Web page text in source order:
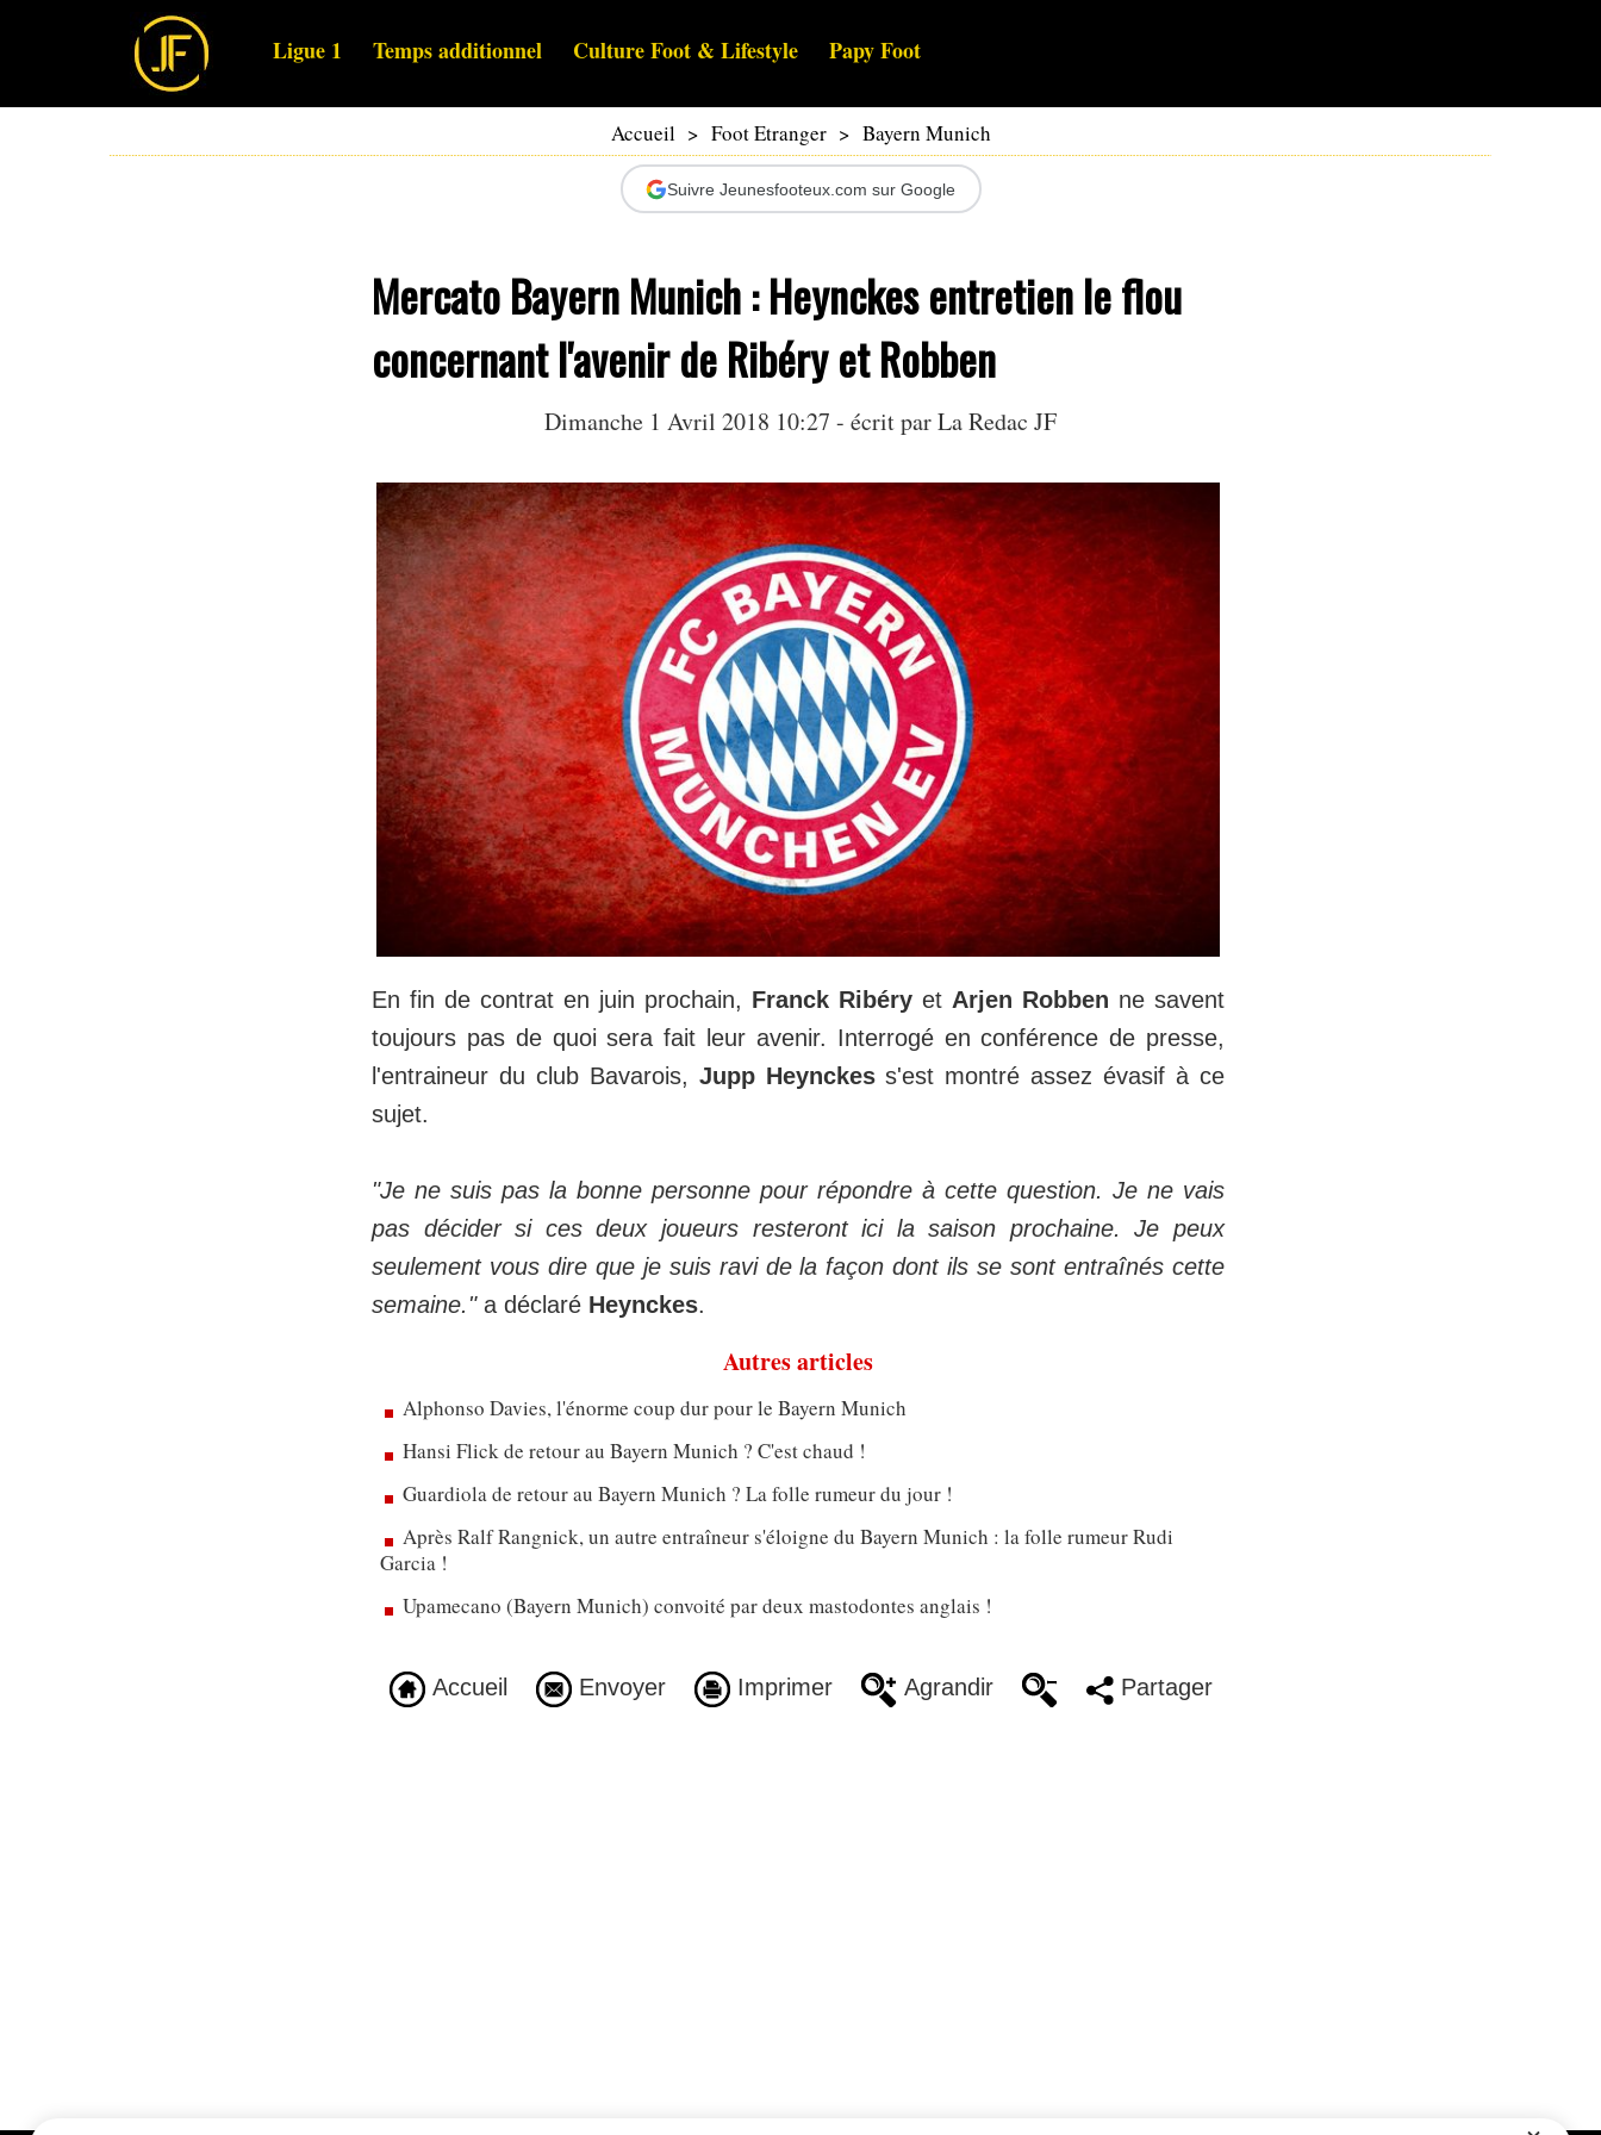
Ligue 1 Temps additionnel Culture Foot & Lifestyle Papy Foot
Accueil > Foot Etranger > Bayern Munich
Suivre Jeunesfooteux.com sur Google
Mercato Bayern Munich : Heynckes entretien le flou
concernant l'avenir de Ribéry et Robben
Dimanche 1 Avril 2018 10:27 - écrit par La Redac JF
En fin de contrat en juin prochain, Franck Ribéry et Arjen Robben ne savent
toujours pas de quoi sera fait leur avenir. Interrogé en conférence de presse,
l'entraineur du club Bavarois, Jupp Heynckess'est montré assez évasif à ce
sujet.
"Je ne suis pas la bonne personne pour répondre à cette question. Je ne vais
pas décider si ces deux joueurs resteront ici la saison prochaine. Je peux
seulement vous dire que je suis ravi de la façon dont ils se sont entraînés cette
semaine." a déclaré Heynckes.
Autres articles
Alphonso Davies, l'énorme coup dur pour le Bayern Munich
Hansi Flick de retour au Bayern Munich ? C'est chaud !
Guardiola de retour au Bayern Munich ? La folle rumeur du jour !
Après Ralf Rangnick, un autre entraîneur s'éloigne du Bayern Munich : la folle rumeur Rudi
Garcia !
Upamecano (Bayern Munich) convoité par deux mastodontes anglais !
Accueil Envoyer Imprimer Agrandir Partager